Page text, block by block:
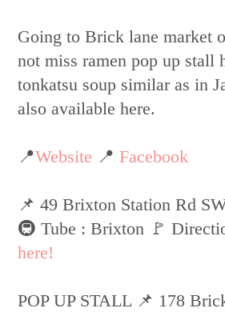
Going to Brick lane market
not miss ramen pop up stall
tonkatsu soup similar as in
also available here.
📍Website 📍 Facebook
📌 ​49 Brixton Station Rd
🚇 Tube : Brixton 🚩
here!
POP UP STALL 📌 ​178